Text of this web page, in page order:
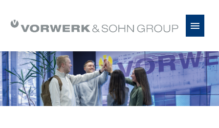
Chinesisch Deutsch Englisch Spanisch Serbisch
Stellenangebote
Vorwerk & Sohn als Arbeitgeber